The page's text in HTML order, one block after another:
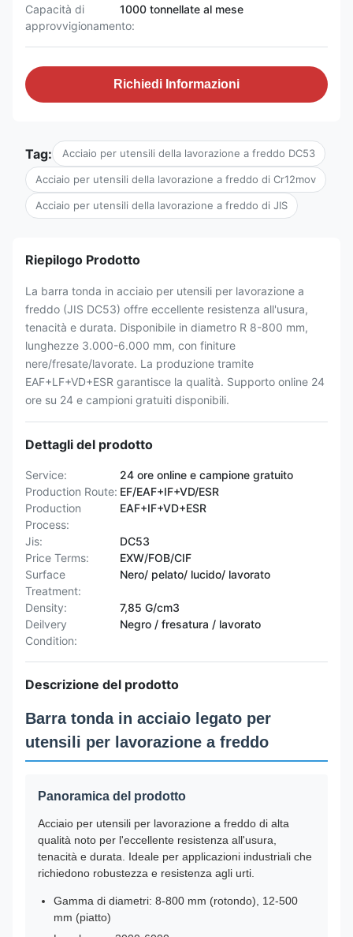
Capacità di
approvvigionamento:
1000 tonnellate al mese
Richiedi Informazioni
Tag: Acciaio per utensili della lavorazione a freddo DC53
Acciaio per utensili della lavorazione a freddo di Cr12mov
Acciaio per utensili della lavorazione a freddo di JIS
Riepilogo Prodotto
La barra tonda in acciaio per utensili per lavorazione a
freddo (JIS DC53) offre eccellente resistenza all'usura,
tenacità e durata. Disponibile in diametro R 8-800 mm,
lunghezze 3.000-6.000 mm, con finiture
nere/fresate/lavorate. La produzione tramite
EAF+LF+VD+ESR garantisce la qualità. Supporto online 24
ore su 24 e campioni gratuiti disponibili.
Dettagli del prodotto
Service:
24 ore online e campione gratuito
Production Route: EF/EAF+IF+VD/ESR
Production
Process:
EAF+IF+VD+ESR
Jis:
DC53
Price Terms:
EXW/FOB/CIF
Surface
Treatment:
Nero/ pelato/ lucido/ lavorato
Density:
7,85 G/cm3
Deilvery
Condition:
Negro / fresatura / lavorato
Descrizione del prodotto
Barra tonda in acciaio legato per
utensili per lavorazione a freddo
Panoramica del prodotto
Acciaio per utensili per lavorazione a freddo di alta
qualità noto per l'eccellente resistenza all'usura,
tenacità e durata. Ideale per applicazioni industriali che
richiedono robustezza e resistenza agli urti.
Gamma di diametri: 8-800 mm (rotondo), 12-500
mm (piatto)